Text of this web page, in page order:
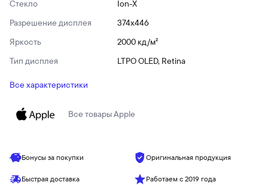
Стекло
Ion-X
Разрешение дисплея
374x446
Яркость
2000 кд/ м²
Тип дисплея
LTPO OLED, Retina
Все характеристики
Все товарыApple
Бонусы за покупки Оригинальная продукция
Быстрая доставка Работаем с 2019 года